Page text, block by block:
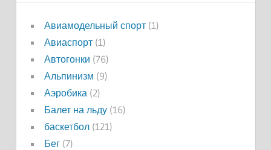
Авиамодельный спорт(1)
Авиаспорт(1)
Автогонки (76)
Альпинизм (9)
Аэробика (2)
Балет на льду(16)
баскетбол(121)
Бег(7)